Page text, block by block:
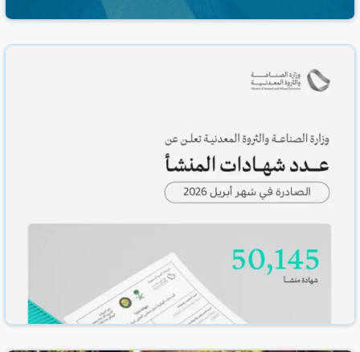
وزير المالية يختتم مشاركته في منتدى صندوق أوبك
للتنمية 2026